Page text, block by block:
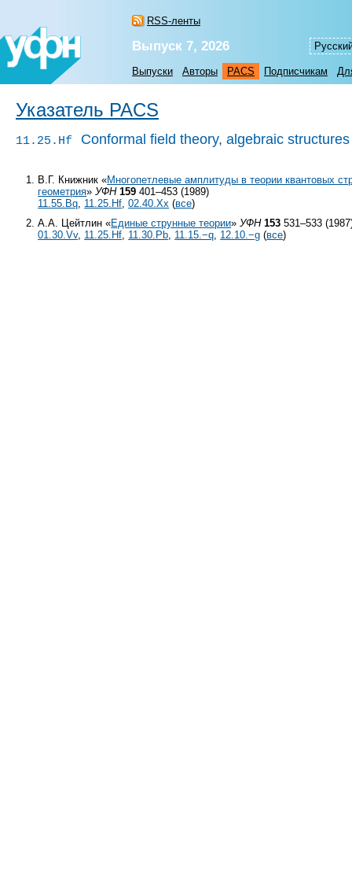
RSS-ленты
Выпуск 7, 2026
Выпуски Авторы PACS Подписчикам
Указатель PACS
11.25.Hf Conformal field theory, algebraic structures
В.Г. Книжник «Многопетлевые амплитуды в теории квантовых
геометрия»УФН 159 401–453 (1989)
11.55.Bq, 11.25.Hf,02.40.Xx (все)
А.А. Цейтлин «Единые струнные теории»УФН 153 531–533
01.30.Vv, 11.25.Hf, 11.30.Pb, 11.15.−q, 12.10.−g (все)